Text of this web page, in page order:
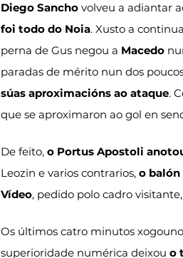
Diego Sancho volveu a adiantar
foi todo do Noia. Xusto a
perna de Gus negou a Macedo
paradas de mérito nun dos
súas aproximacións ao ataque.
que se aproximaron ao gol en
De feito, o Portus Apostoli
Leozin e varios contrarios, o balón
Vídeo, pedido polo cadro
Os últimos catro minutos
superioridade numérica deixou o